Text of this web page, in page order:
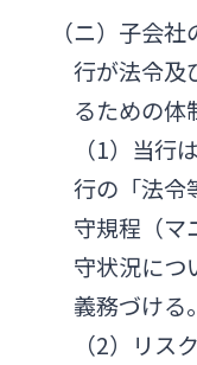
（ニ）子会
行が法令及
るための体
（1）当行
行の「法令
守規程（マ
守状況につ
義務づける。
（2）リス